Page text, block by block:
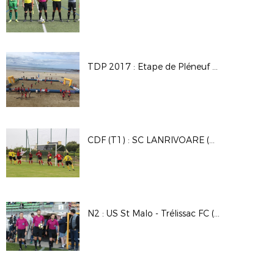
TDP 2017 : Etape de Pléneuf Val-André en images
CDF (T1) : SC LANRIVOARE (D2) - GSM PLOUGUIN (D3) : 2-0
N2 : US St Malo - Trélissac FC (1-0)